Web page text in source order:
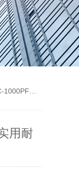
试验箱 增强版1000LC款 实用耐看
用耐